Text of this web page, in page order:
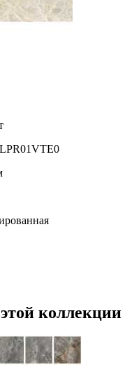
коллекции